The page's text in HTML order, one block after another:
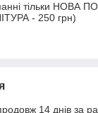
тільки НОВА
- 250 грн)
14 днів за